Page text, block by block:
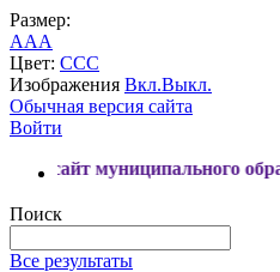
Размер:
AAA
Цвет: CCC
Изображения Вкл.Выкл.
Обычная версия сайта
Войти
образования
Поиск
Все результаты